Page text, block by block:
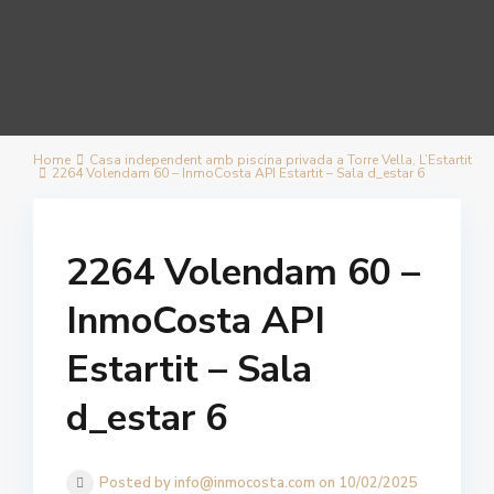
Home Casa independent amb piscina privada a Torre Vella, L’Estartit
2264 Volendam 60 – InmoCosta API Estartit – Sala d_estar 6
2264 Volendam 60 –
InmoCosta API
Estartit – Sala
d_estar 6
Posted by info@inmocosta.com on 10/02/2025